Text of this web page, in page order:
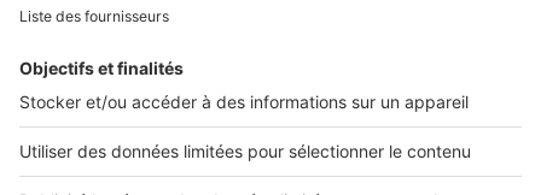
Retrouvez-nous sur ...
L'ENTREPRISE